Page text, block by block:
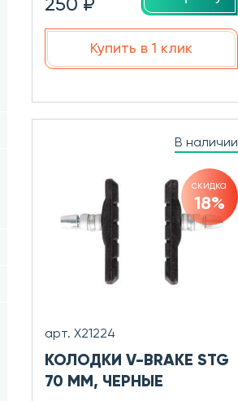
250 ₽
Купить в 1 клик
В наличии
скидка
18%
арт. Х21224
КОЛОДКИ V-BRAKE STG
70 ММ, ЧЕРНЫЕ